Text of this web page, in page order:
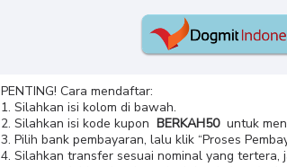
PENTING! Cara mendaftar:
1. Silahkan isi kolom di bawah.
2. Silahkan isi kode kupon BERKAH50 untuk
3. Pilih bank pembayaran, lalu klik “Proses
4. Silahkan transfer sesuai nominal yang tertera,